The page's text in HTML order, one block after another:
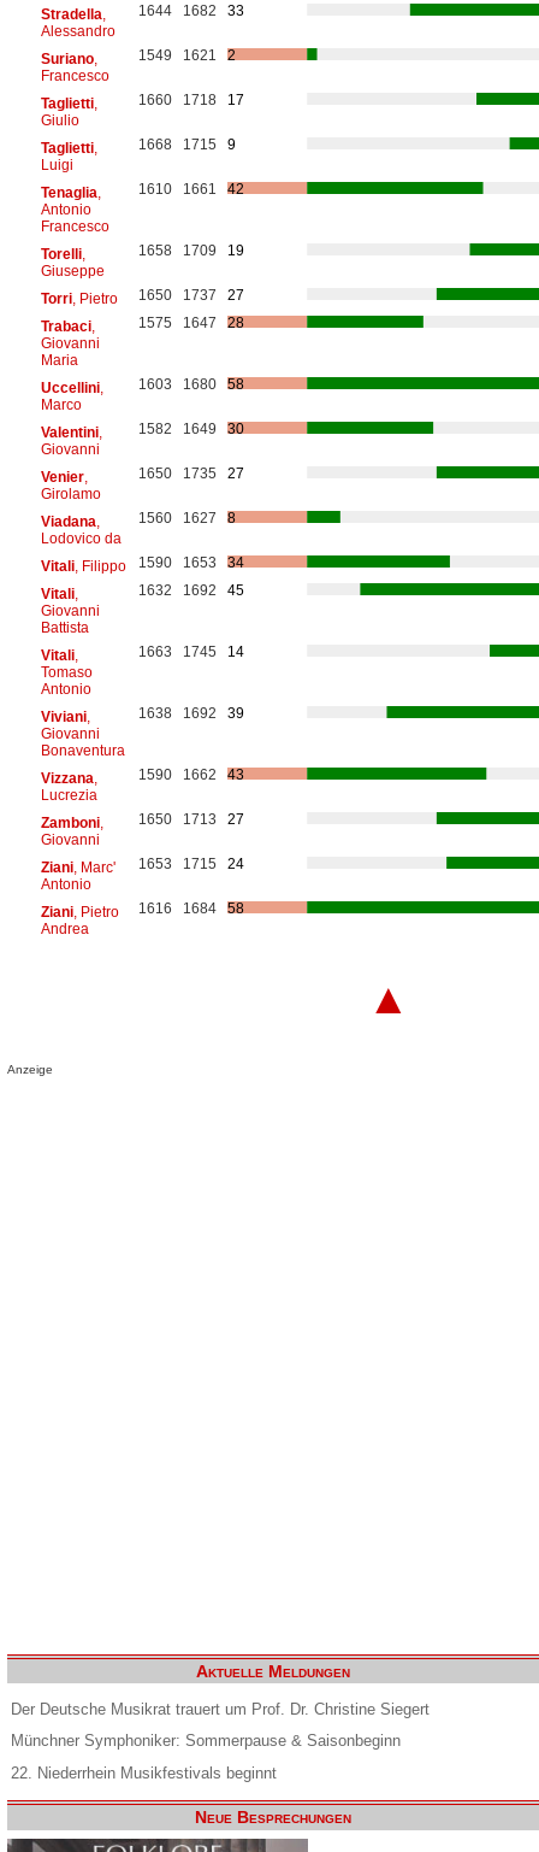
Stradella
Alessandro
1644 1682 33
Suriano,
Francesco
1549 1621 2
Taglietti,
Giulio
1660 1718 17
Taglietti,
Luigi
1668 1715 9
Tenaglia
Antonio
Francesco
1610 1661 42
Torelli,
Giuseppe
1658 1709 19
Torri, Pietro 1650 1737
27
Trabaci,
Giovanni
Maria
1575 1647 28
Uccellini,
Marco
1603 1680 58
Valentini,
Giovanni
1582 1649 30
Venier,
Girolamo
1650 1735 27
Viadana
Lodovico da
1560 1627 8
Vitali, Filippo 1590 1653
34
Vitali,
Giovanni
Battista
1632 1692 45
Vitali,
Tomaso
Antonio
1663 1745 14
Viviani,
Giovanni
Bonaventura
1638 1692 39
Vizzana
Lucrezia
1590 1662 43
Zamboni,
Giovanni
1650 1713 27
Ziani, Marc'
Antonio
1653 1715 24
Ziani, Pietro
Andrea
1616 1684 58
▲
Anzeige
Aktuelle Meldungen
Der Deutsche Musikrat trauert um Prof. Dr. Christine Siegert
Münchner Symphoniker: Sommerpause & Saisonbeginn
22. Niederrhein Musikfestivals beginnt
Neue Besprechungen